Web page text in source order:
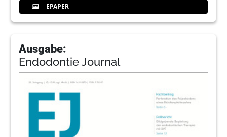
EPAPER
Ausgabe:
Endodontie Journal